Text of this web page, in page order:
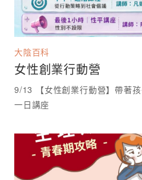
大陰百科
女性創業行動營
9/13 【女性創業行動營】帶著